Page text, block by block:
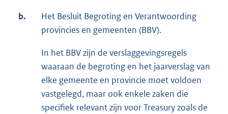
b.
Het Besluit Begroting en Verantwoording
provincies en gemeenten (BBV).
In het BBV zijn de verslaggevingsregels
waaraan de begroting en het jaarverslag van
elke gemeente en provincie moet voldoen
vastgelegd, maar ook enkele zaken die
specifiek relevant zijn voor Treasury zoals de